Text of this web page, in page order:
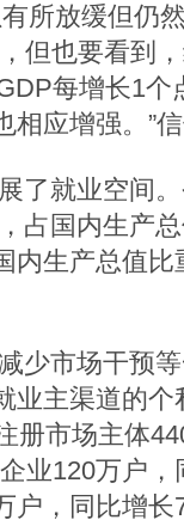
所放缓但仍
但也要看到
每增长1个
相应增强。”
就业空间。
占国内生产
内生产总值
市场干预等
业主渠道的
市场主体
业120万户
户，同比增